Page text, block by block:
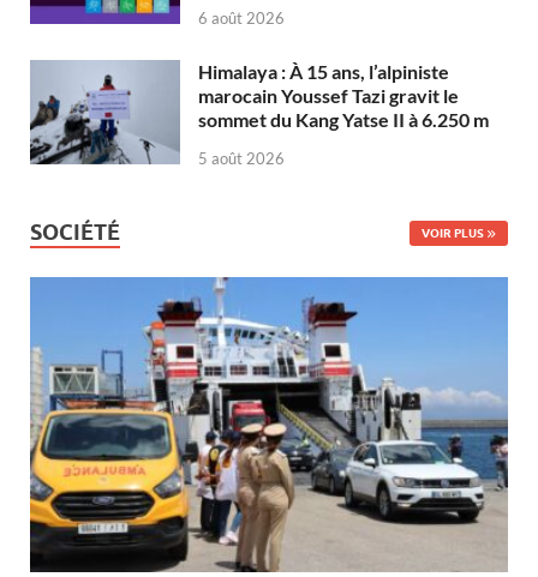
6 août 2026
Himalaya : À 15 ans, l’alpiniste
marocain Youssef Tazi gravit le
sommet du Kang Yatse II à 6.250 m
5 août 2026
SOCIÉTÉ VOIR PLUS